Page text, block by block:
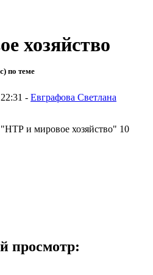
хозяйство
по теме
- Евграфова Светлана
и мировое хозяйство" 10
просмотр: